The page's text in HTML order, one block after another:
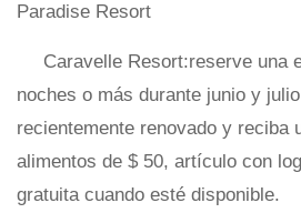
Paradise Resort
Caravelle Resort:reserve una
noches o más durante junio y
recientemente renovado y reciba
alimentos de $ 50, artículo con
gratuita cuando esté disponible.